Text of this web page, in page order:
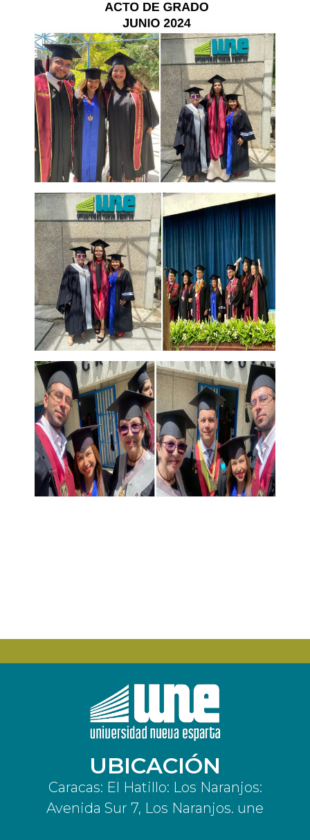
UBICACIÓN
Caracas: El Hatillo: Los Naranjos:
Avenida Sur 7, Los Naranjos. une